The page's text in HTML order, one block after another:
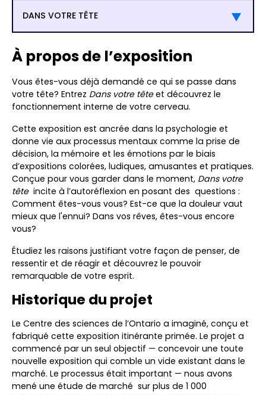
DANS VOTRE TÊTE
À propos de l’exposition
Vous êtes-vous déjà demandé ce qui se passe dans
votre tête? Entrez Dans votre têteet découvrez le
fonctionnement interne de votre cerveau.
Cette exposition est ancrée dans la psychologie et
donne vie aux processus mentaux comme la prise de
décision, la mémoire et les émotions par le biais
d’expositions colorées, ludiques, amusantes et pratiques.
Conçue pour vous garder dans le moment, Dans votre
tête incite à l’autoréflexion en posant des questions :
Comment êtes-vous vous? Est-ce que la douleur vaut
mieux que l'ennui? Dans vos rêves, êtes-vous encore
vous?
Étudiez les raisons justifiant votre façon de penser, de
ressentir et de réagir et découvrez le pouvoir
remarquable de votre esprit.
Historique du projet
Le Centre des sciences de l’Ontario a imaginé, conçu et
fabriqué cette exposition itinérante primée. Le projet a
commencé par un seul objectif — concevoir une toute
nouvelle exposition qui comble un vide existant dans le
marché. Le processus était important — nous avons
mené une étude de marché sur plus de 1 000